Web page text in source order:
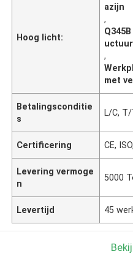
Hoog licht:
azijn
,
uctuur
,
met
Betalingsconditie
s
L/C,
Certificering CE,
Levering vermoge
n
5000
Levertijd 45